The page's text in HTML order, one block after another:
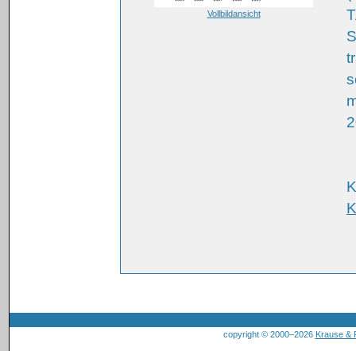
Vollbildansicht
copyright © 2000–2026 Krause &